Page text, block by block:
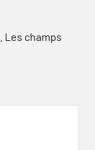
Les champs